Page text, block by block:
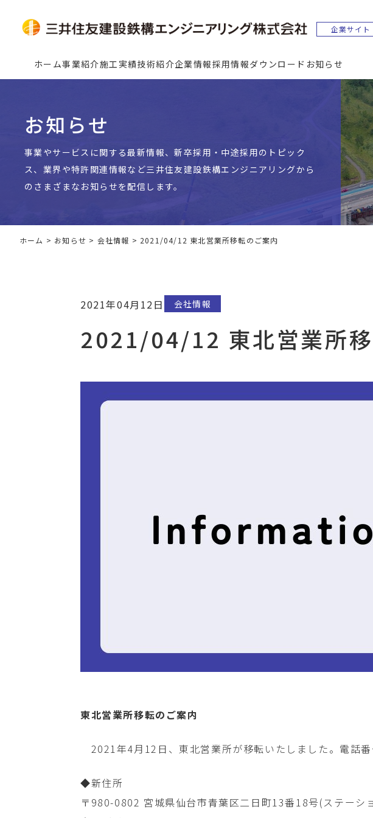
ホーム事業紹介施工実績技術紹介企業情報採用情報ダウンロード お知らせ
お知らせ
事業やサービスに関する最新情報、新卒採用・中途採用のトピック
ス、業界や特許関連情報など三井住友建設鉄構エンジニアリングから
のさまざまなお知らせを配信します。
ホーム > お知らせ > 会社情報 > 2021/04/12 東北営業所移転のご案内
2021年04月12日 会社情報
2021/04/12 東北営業所
東北営業所移転のご案内
2021年4月12日、東北営業所が移転いたしました。電話番
◆新住所
〒980-0802 宮城県仙台市青葉区二日町13番18号(ステーシ